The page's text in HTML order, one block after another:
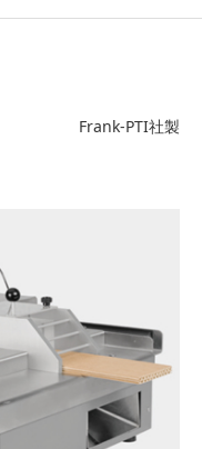
Frank-PTI社製